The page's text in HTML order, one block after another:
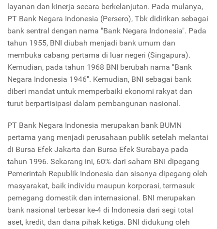
layanan dan kinerja secara berkelanjutan. Pada mulanya,
PT Bank Negara Indonesia (Persero), Tbk didirikan sebagai
bank sentral dengan nama "Bank Negara Indonesia". Pada
tahun 1955, BNI diubah menjadi bank umum dan
membuka cabang pertama di luar negeri (Singapura).
Kemudian, pada tahun 1968 BNI berubah nama "Bank
Negara Indonesia 1946". Kemudian, BNI sebagai bank
diberi mandat untuk memperbaiki ekonomi rakyat dan
turut berpartisipasi dalam pembangunan nasional.
PT Bank Negara Indonesia merupakan bank BUMN
pertama yang menjadi perusahaan publik setelah melantai
di Bursa Efek Jakarta dan Bursa Efek Surabaya pada
tahun 1996. Sekarang ini, 60% dari saham BNI dipegang
Pemerintah Republik Indonesia dan sisanya dipegang oleh
masyarakat, baik individu maupun korporasi, termasuk
pemegang domestik dan internasional. BNI merupakan
bank nasional terbesar ke-4 di Indonesia dari segi total
aset, kredit, dan dana pihak ketiga. BNI didukung oleh